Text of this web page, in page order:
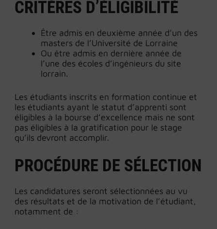
CRITÈRES D’ÉLIGIBILITÉ
Être admis en deuxième année d’un des
masters de l’Université de Lorraine
Ou être admis en dernière année de
l’une des écoles d’ingénieurs du site
lorrain.
Les étudiants inscrits en formation continue et
les étudiants ayant le statut d’apprenti sont
éligibles à la bourse d’excellence mais ne sont
pas éligibles à la gratification pour le stage
qu’ils devront accomplir.
PROCÉDURE DE SÉLECTION
Les candidatures seront sélectionnées au vu
des résultats et de la motivation de l’étudiant,
notamment de :